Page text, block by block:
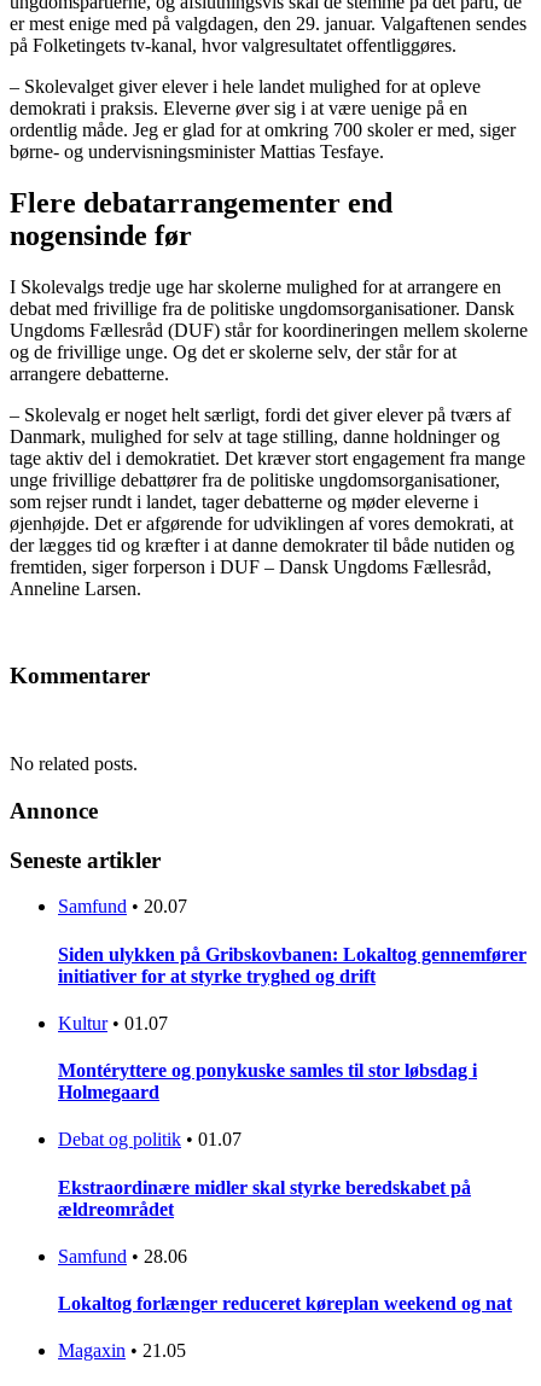
er mest enige med på valgdagen, den 29. januar. Valgaftenen sendes
på Folketingets tv-kanal, hvor valgresultatet offentliggøres.
– Skolevalget giver elever i hele landet mulighed for at opleve
demokrati i praksis. Eleverne øver sig i at være uenige på en
ordentlig måde. Jeg er glad for at omkring 700 skoler er med, siger
børne- og undervisningsminister Mattias Tesfaye.
Flere debatarrangementer end
nogensinde før
I Skolevalgs tredje uge har skolerne mulighed for at arrangere en
debat med frivillige fra de politiske ungdomsorganisationer. Dansk
Ungdoms Fællesråd (DUF) står for koordineringen mellem skolerne
og de frivillige unge. Og det er skolerne selv, der står for at
arrangere debatterne.
– Skolevalg er noget helt særligt, fordi det giver elever på tværs af
Danmark, mulighed for selv at tage stilling, danne holdninger og
tage aktiv del i demokratiet. Det kræver stort engagement fra mange
unge frivillige debattører fra de politiske ungdomsorganisationer,
som rejser rundt i landet, tager debatterne og møder eleverne i
øjenhøjde. Det er afgørende for udviklingen af vores demokrati, at
der lægges tid og kræfter i at danne demokrater til både nutiden og
fremtiden, siger forperson i DUF – Dansk Ungdoms Fællesråd,
Anneline Larsen.
Kommentarer
No related posts.
Annonce
Seneste artikler
Samfund • 20.07
Siden ulykken på Gribskovbanen: Lokaltog gennemfører
initiativer for at styrke tryghed og drift
Kultur • 01.07
Montéryttere og ponykuske samles til stor løbsdag i
Holmegaard
Debat og politik • 01.07
Ekstraordinære midler skal styrke beredskabet på
ældreområdet
Samfund • 28.06
Lokaltog forlænger reduceret køreplan weekend og nat
Magaxin • 21.05